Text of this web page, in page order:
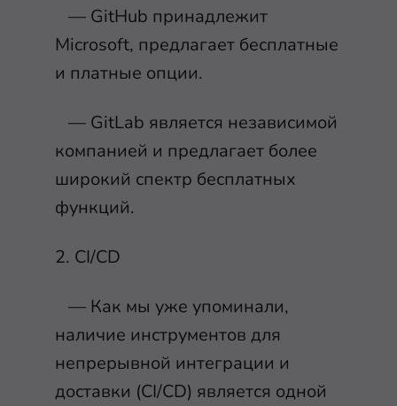
— GitHub принадлежит
Microsoft, предлагает бесплатные
и платные опции.
— GitLab является независимой
компанией и предлагает более
широкий спектр бесплатных
функций.
2. CI/CD
— Как мы уже упоминали,
наличие инструментов для
непрерывной интеграции и
доставки (CI/CD) является одной